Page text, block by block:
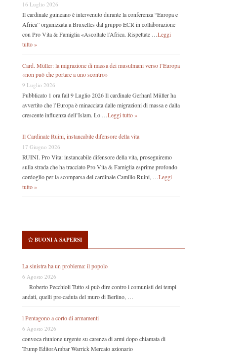
16 Luglio 2026
Il cardinale guineano è intervenuto durante la conferenza “Europa e
Africa” organizzata a Bruxelles dal gruppo ECR in collaborazione
con Pro Vita & Famiglia «Ascoltate l’Africa. Rispettate … Leggi
tutto »
Card. Müller: la migrazione di massa dei musulmani verso l’Europa
«non può che portare a uno scontro»
9 Luglio 2026
Pubblicato 1 ora fail 9 Luglio 2026 Il cardinale Gerhard Müller ha
avvertito che l’Europa è minacciata dalle migrazioni di massa e dalla
crescente influenza dell’Islam. Lo … Leggi tutto »
Il Cardinale Ruini, instancabile difensore della vita
17 Giugno 2026
RUINI. Pro Vita: instancabile difensore della vita, proseguiremo
sulla strada che ha tracciato Pro Vita & Famiglia esprime profondo
cordoglio per la scomparsa del cardinale Camillo Ruini, … Leggi
tutto »
BUONI A SAPERSI
La sinistra ha un problema: il popolo
6 Agosto 2026
Roberto Pecchioli Tutto si può dire contro i comunisti dei tempi
andati, quelli pre-caduta del muro di Berlino, …
l Pentagono a corto di armamenti
6 Agosto 2026
convoca riunione urgente su carenza di armi dopo chiamata di
Trump EditorAmbar Warrick Mercato azionario